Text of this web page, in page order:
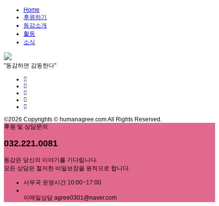
Home
후원하기
동감소개
활동
소식
"동감하면 감동한다"
©2026 Copyrights © humanagree.com All Rights Reserved.
후원 및 상담문의
032.221.0081
동감은 당신의 이야기를 기다립니다.
모든 상담은 철저한 비밀보장을 원칙으로 합니다.
사무국 운영시간 10:00~17:00
이메일상담 agree0301@naver.com